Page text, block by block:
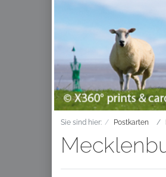
Sie sind hier: Postkarten